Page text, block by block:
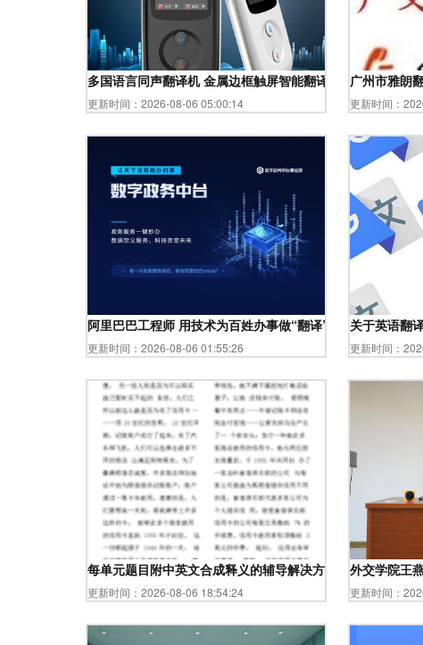
多国语言同声翻译机 金属边框触屏智能翻译器，助力全球沟
更新时间：2026-08-06 05:00:14
广州市雅朗
更新时间：
阿里巴巴工程师 用技术为百姓办事做“翻译”服务
更新时间：2026-08-06 01:55:26
关于英语翻
更新时间：
每单元题目附中英文合成释义的辅导解决方案适用蓝本。
更新时间：2026-08-06 18:54:24
外交学院王
更新时间：